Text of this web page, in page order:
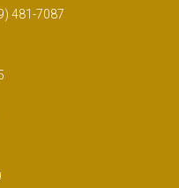
481-7087